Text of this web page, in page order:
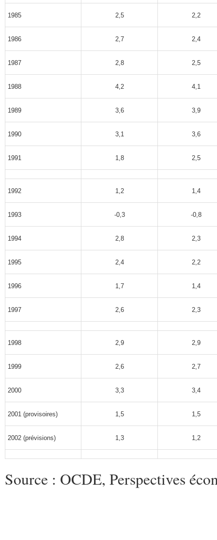
1985 2,5 2,2
1986 2,7 2,4
1987 2,8 2,5
1988 4,2 4,1
1989 3,6 3,9
1990 3,1 3,6
1991 1,8 2,5
1992 1,2 1,4
1993 -0,3 -0,8
1994 2,8 2,3
1995 2,4 2,2
1996 1,7 1,4
1997 2,6 2,3
1998 2,9 2,9
1999 2,6 2,7
2000 3,3 3,4
2001 (provisoires) 1,5 1,5
2002 (prévisions) 1,3 1,2
Source : OCDE, Perspectives